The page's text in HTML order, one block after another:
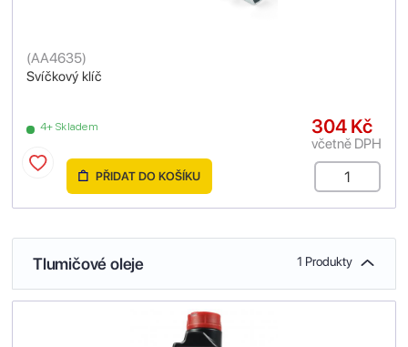
Svíčkový klíč
(AA4635)
4+ Skladem 304 Kč
včetně DPH
PŘIDAT DO KOŠÍKU
Tlumičové oleje 1 Produkty